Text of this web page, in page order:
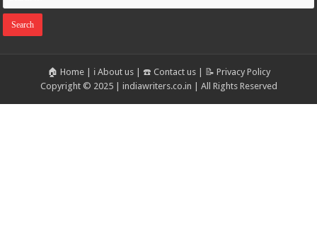
🏠 Home| ℹ️ About us| ☎️ Contact us|
📝 Privacy Policy
Copyright © 2025 | indiawriters.co.in | All Rights Reserved